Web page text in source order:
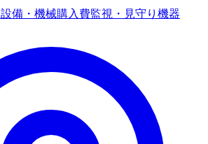
設備・機械購入費監視・見守り機器